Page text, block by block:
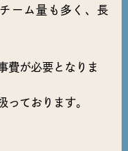
ーム量も多く、長
費が必要となりま
っております。